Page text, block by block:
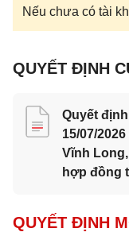
Nếu chưa có tài
QUYẾT ĐỊNH
Quyết
15/07/
Vĩnh
hợp đồng
QUYẾT ĐỊNH